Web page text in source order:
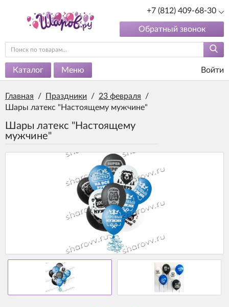
+7 (812) 409-68-30
Обратный звонок
Каталог Меню Войти
Главная / Праздники / 23 февраля
/
Шары латекс "Настоящему мужчине"
Шары латекс "Настоящему
мужчине"